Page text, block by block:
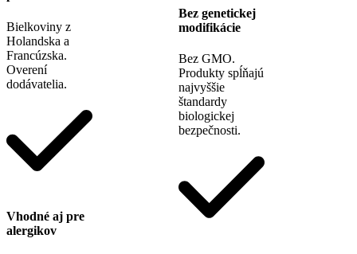
Bielkoviny z
Holandska a
Francúzska.
Overení
dodávatelia.
Vhodné aj pre
alergikov
Bez genetickej
modifikácie
Bez GMO.
Produkty spĺňajú
najvyššie
štandardy
biologickej
bezpečnosti.